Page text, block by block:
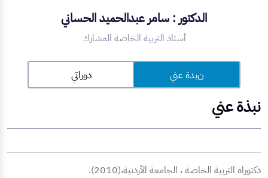
الدكتور : سامر عبدالحميد الحساني
أستاذ التربية الخاصة المشارك
نبذة عني دوراتي
نبذة عني
دكتوراه التربية الخاصة ، الجامعة الأردنية،(2010).